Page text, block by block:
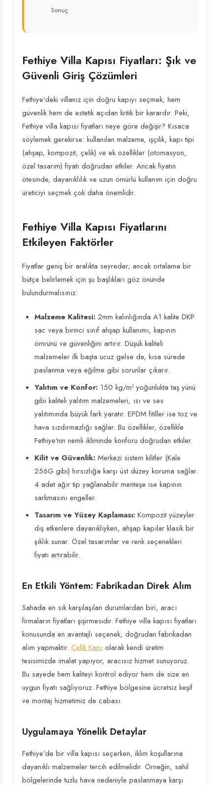
Sonuç
Fethiye Villa Kapısı Fiyatları: Şık ve
Güvenli Giriş Çözümleri
Fethiye'deki villanız için doğru kapıyı seçmek, hem
güvenlik hem de estetik açıdan kritik bir karardır. Peki,
Fethiye villa kapısı fiyatları neye göre değişir? Kısaca
söylemek gerekirse: kullanılan malzeme, işçilik, kapı tipi
(ahşap, kompozit, çelik) ve ek özellikler (otomasyon,
özel tasarım) fiyatı doğrudan etkiler. Ancak fiyatın
ötesinde, dayanıklılık ve uzun ömürlü kullanım için doğru
üreticiyi seçmek çok daha önemlidir.
Fethiye Villa Kapısı Fiyatlarını
Etkileyen Faktörler
Fiyatlar geniş bir aralıkta seyreder; ancak ortalama bir
bütçe belirlemek için şu başlıkları göz önünde
bulundurmalısınız:
Malzeme Kalitesi: 2mm kalınlığında A1 kalite DKP
sac veya birinci sınıf ahşap kullanımı, kapının
ömrünü ve güvenliğini artırır. Düşük kaliteli
malzemeler ilk başta ucuz gelse de, kısa sürede
paslanma veya eğilme gibi sorunlar çıkarır.
Yalıtım ve Konfor: 150 kg/m³ yoğunlukta taş yünü
gibi kaliteli yalıtım malzemeleri, ısı ve ses
yalıtımında büyük fark yaratır. EPDM fitiller ise toz ve
hava sızdırmazlığı sağlar. Bu özellikler, özellikle
Fethiye'nin nemli ikliminde konforu doğrudan etkiler.
Kilit ve Güvenlik: Merkezi sistem kilitler (Kale
256G gibi) hırsızlığa karşı üst düzey koruma sağlar.
4 adet ağır tip yağlanabilir menteşe ise kapının
sarkmasını engeller.
Tasarım ve Yüzey Kaplaması: Kompozit yüzeyler
dış etkenlere dayanıklıyken, ahşap kapılar klasik bir
şıklık sunar. Özel tasarımlar ve renk seçenekleri
fiyatı artırabilir.
En Etkili Yöntem: Fabrikadan Direk Alım
Sahada en sık karşılaşılan durumlardan biri, aracı
firmaların fiyatları şişirmesidir. Fethiye villa kapısı fiyatları
konusunda en avantajlı seçenek, doğrudan fabrikadan
alım yapmaktır. Çelik Kapı olarak kendi üretim
tesisimizde imalat yapıyor, aracısız hizmet sunuyoruz.
Bu sayede hem kaliteyi kontrol ediyor hem de size en
uygun fiyatı sağlıyoruz. Fethiye bölgesine ücretsiz keşif
ve montaj hizmetimiz de cabası.
Uygulamaya Yönelik Detaylar
Fethiye'de bir villa kapısı seçerken, iklim koşullarına
dayanıklı malzemeler tercih edilmelidir. Örneğin, sahil
bölgelerinde tuzlu hava nedeniyle paslanmaya karşı